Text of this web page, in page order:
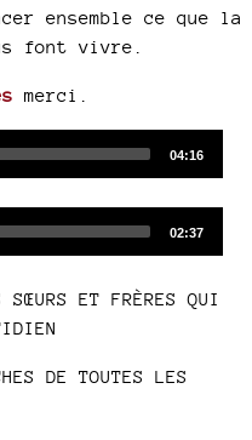
ensemble ce que la
font vivre.
merci.
Total
04:16
Total
02:37
SŒURS ET FRÈRES QUI
DE TOUTES LES